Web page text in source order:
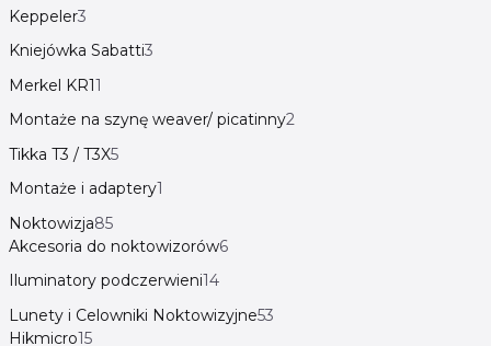
Keppeler3
Kniejówka Sabatti3
Merkel KR11
Montaże na szynę weaver/ picatinny2
Tikka T3 / T3X5
Montaże i adaptery1
Noktowizja85
Akcesoria do noktowizorów6
Iluminatory podczerwieni14
Lunety i Celowniki Noktowizyjne53
Hikmicro15